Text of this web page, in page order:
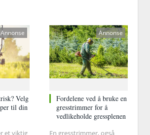
→ Les
Velg
til din
et viktig
Annonse
Fordelene ved å bruke en
gresstrimmer for å
vedlikeholde gressplenen
En gresstrimmer, også
Annonse